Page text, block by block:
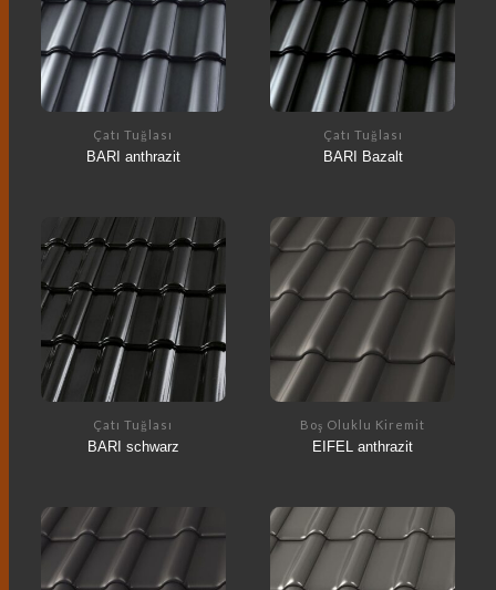
Çatı Tuğlası
BARI anthrazit
Çatı Tuğlası
BARI Bazalt
Çatı Tuğlası
BARI schwarz
Boş Oluklu Kiremit
EIFEL anthrazit